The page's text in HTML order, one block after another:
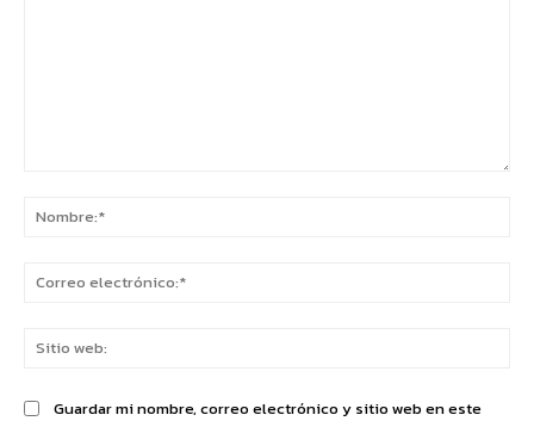
Guardar mi nombre, correo electrónico y sitio web en este